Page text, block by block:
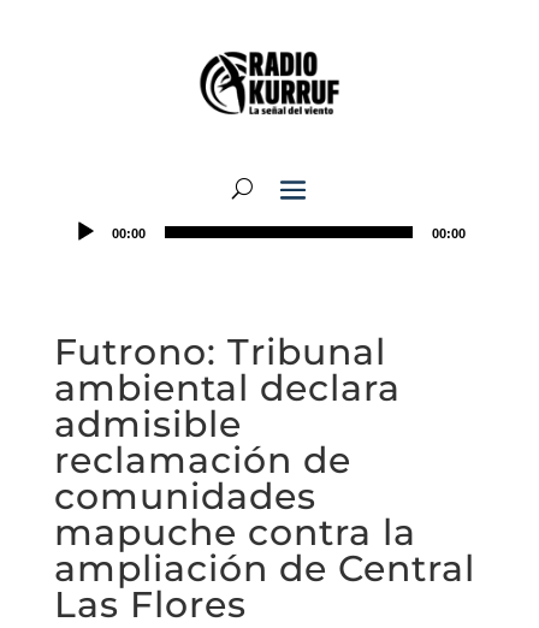
00:00 00:00
Futrono: Tribunal
ambiental declara
admisible
reclamación de
comunidades
mapuche contra la
ampliación de Central
Las Flores